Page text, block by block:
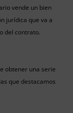
vende un bien
jurídica que va a
del contrato.
obtener una serie
que destacamos